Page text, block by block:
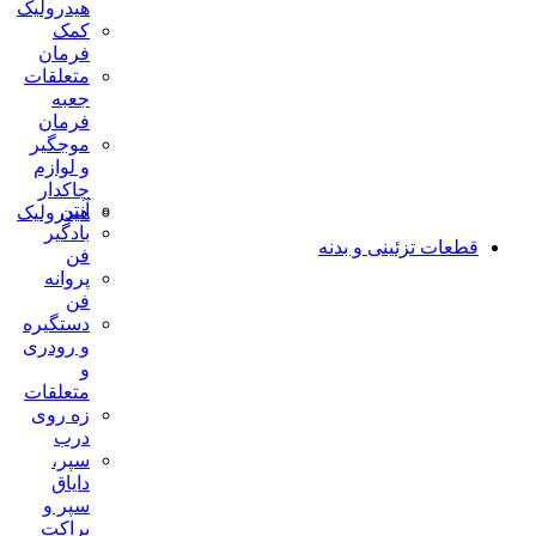
هیدرولیک
کمک
فرمان
متعلقات
جعبه
فرمان
موجگیر
و لوازم
چاکدار
هیدرولیک
قطعات تزئینی و بدنه
آنتن
بادگیر
فن
پروانه
فن
دستگیره
و رودری
و
متعلقات
زه روی
درب
سپر،
دایاق
سپر و
براکت